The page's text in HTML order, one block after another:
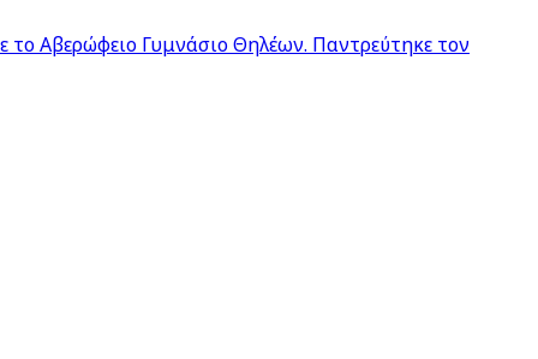
Αβερώφειο Γυμνάσιο Θηλέων. Παντρεύτηκε τον